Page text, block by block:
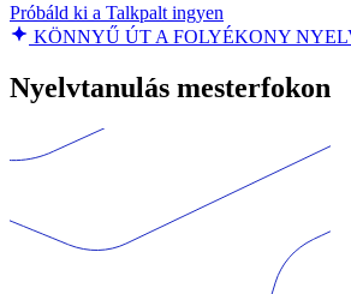
Próbáld ki a Talkpalt ingyen
KÖNNYŰ ÚT A FOLYÉKONY
Nyelvtanulás mesterfokon